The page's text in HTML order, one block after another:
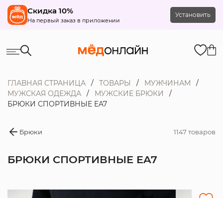
Скидка 10%
На первый заказ в приложении
Установить
ГЛАВНАЯ СТРАНИЦА ТОВАРЫ
МУЖЧИНАМ
МУЖСКАЯ ОДЕЖДА
МУЖСКИЕ БРЮКИ
БРЮКИ СПОРТИВНЫЕ EA7
Брюки 1147 товаров
БРЮКИ СПОРТИВНЫЕ EA7